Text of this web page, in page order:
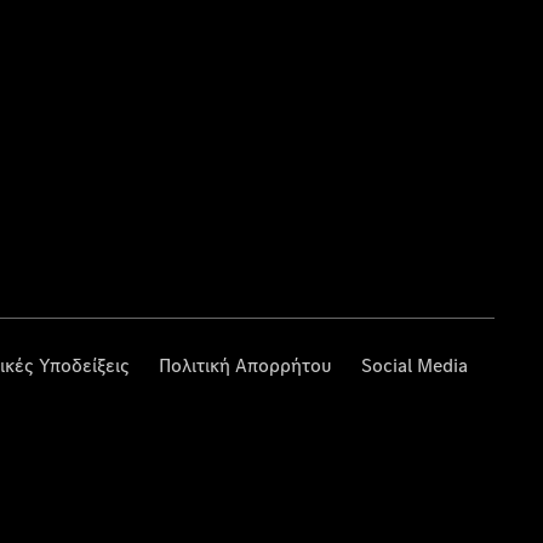
Υποδείξεις Πολιτική Απορρήτου Social Media